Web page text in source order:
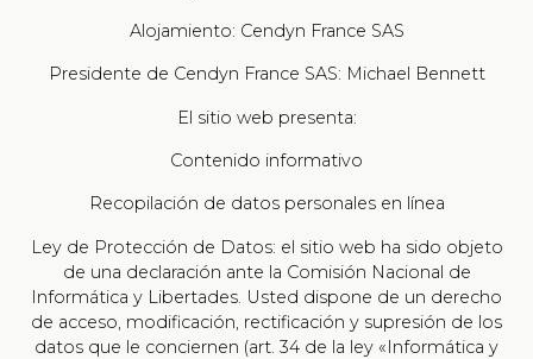
Alojamiento: Cendyn France SAS
Presidente de Cendyn France SAS: Michael Bennett
El sitio web presenta:
Contenido informativo
Recopilación de datos personales en línea
Ley de Protección de Datos: el sitio web ha sido objeto
de una declaración ante la Comisión Nacional de
Informática y Libertades. Usted dispone de un derecho
de acceso, modificación, rectificación y supresión de los
datos que le conciernen (art. 34 de la ley «Informática y